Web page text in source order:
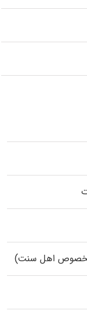
(مخصوص اهل سنت)